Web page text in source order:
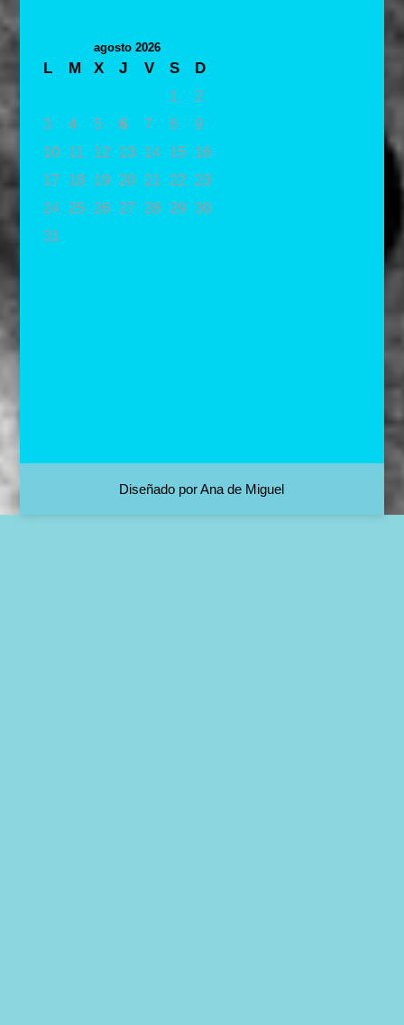
agosto 2026
L M X J V S
D
1
2
3
4 5 6 7 8
9
10
11 12 13 14 15
16
17
18 19 20 21 22
23
24
25 26 27 28 29 30
31
Diseñado por Ana de Miguel